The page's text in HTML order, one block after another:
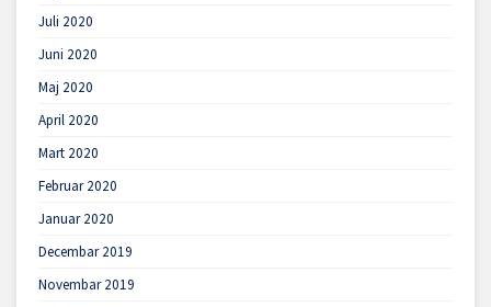
Juli 2020
Juni 2020
Maj 2020
April 2020
Mart 2020
Februar 2020
Januar 2020
Decembar 2019
Novembar 2019